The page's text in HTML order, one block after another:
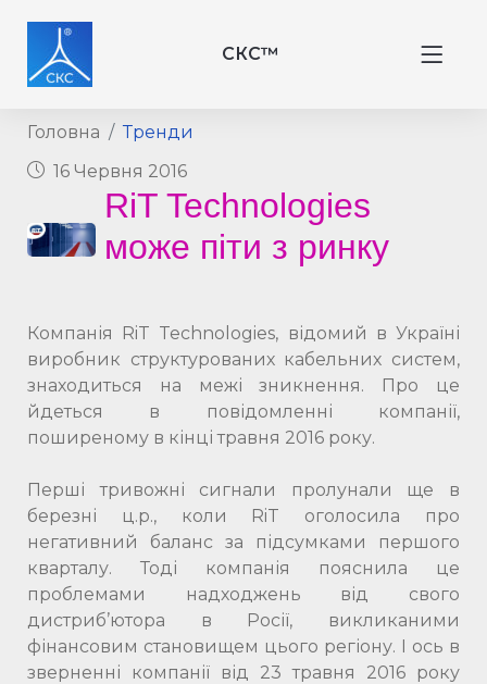
СКС™
Головна
Тренди
16 Червня 2016
RiT Technologies
може піти з ринку
Компанія RiT Technologies, відомий в Україні
виробник структурованих кабельних систем,
знаходиться на межі зникнення. Про це
йдеться в повідомленні компанії,
поширеному в кінці травня 2016 року.
Перші тривожні сигнали пролунали ще в
березні ц.р., коли RiT оголосила про
негативний баланс за підсумками першого
кварталу. Тоді компанія пояснила це
проблемами надходжень від свого
дистриб’ютора в Росії, викликаними
фінансовим становищем цього регіону. І ось в
зверненні компанії від 23 травня 2016 року